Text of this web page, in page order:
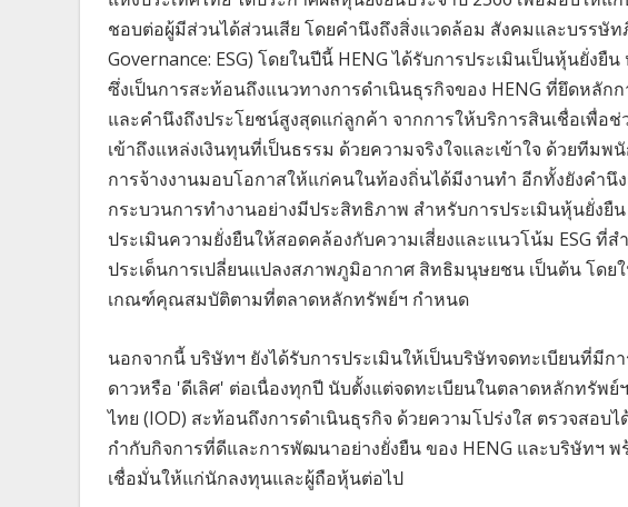
ชอบต่อผู้มีส่วนได้ส่วนเสีย โดยคำนึงถึงสิ่งแวดล้อม สังคมและบรรษัท
Governance: ESG) โดยในปีนี้ HENG ได้รับการประเมินเป็นหุ้นยั่งยื
ซึ่งเป็นการสะท้อนถึงแนวทางการดำเนินธุรกิจของ HENG ที่ยึดหลัก
และคำนึงถึงประโยชน์สูงสุดแก่ลูกค้า จากการให้บริการสินเชื่อเพื่
เข้าถึงแหล่งเงินทุนที่เป็นธรรม ด้วยความจริงใจและเข้าใจ ด้วยทีม
การจ้างงานมอบโอกาสให้แก่คนในท้องถิ่นได้มีงานทำ อีกทั้งยังคำนึ
กระบวนการทำงานอย่างมีประสิทธิภาพ สำหรับการประเมินหุ้นยั่งยื
ประเมินความยั่งยืนให้สอดคล้องกับความเสี่ยงและแนวโน้ม ESG ที่
ประเด็นการเปลี่ยนแปลงสภาพภูมิอากาศ สิทธิมนุษยชน เป็นต้น โดยใ
เกณฑ์คุณสมบัติตามที่ตลาดหลักทรัพย์ฯ กำหนด
นอกจากนี้ บริษัทฯ ยังได้รับการประเมินให้เป็นบริษัทจดทะเบียนที่มีก
ดาวหรือ 'ดีเลิศ' ต่อเนื่องทุกปี นับตั้งแต่จดทะเบียนในตลาดหลักทรัพ
ไทย (IOD) สะท้อนถึงการดำเนินธุรกิจ ด้วยความโปร่งใส ตรวจสอบ
กำกับกิจการที่ดีและการพัฒนาอย่างยั่งยืน ของ HENG และบริษัทฯ
เชื่อมั่นให้แก่นักลงทุนและผู้ถือหุ้นต่อไป